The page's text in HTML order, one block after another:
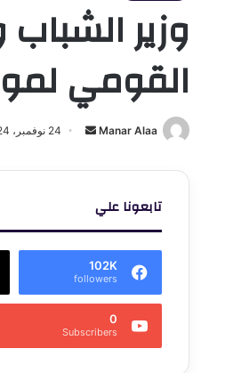
وزير
القومي
Manar Alaa
أرسل
إلكترونيا
24 نوفمبر، 2024
تابعونا علي
102K
followers
0
Subscribers